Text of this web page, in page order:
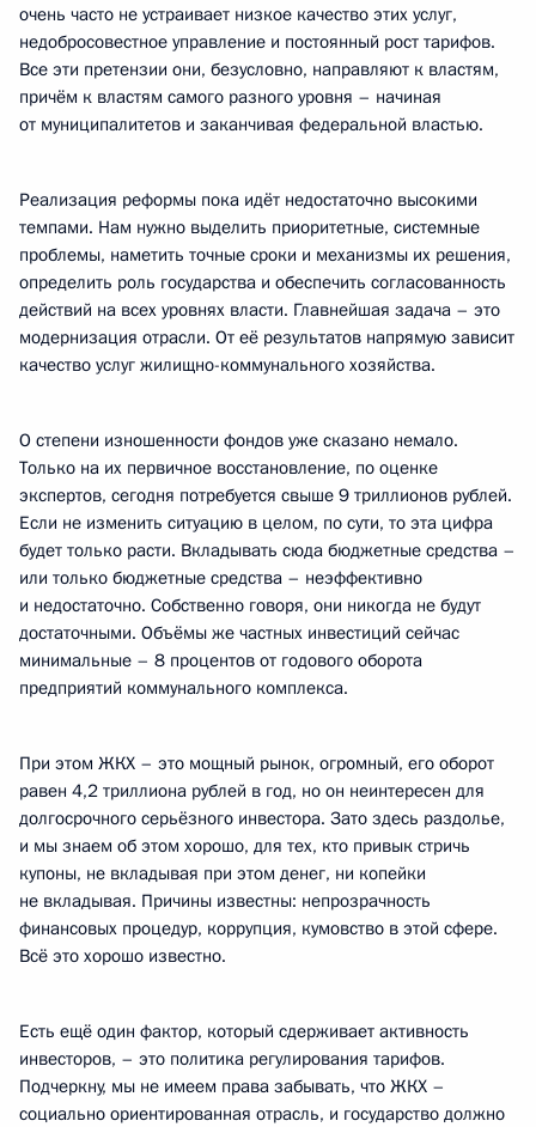
очень часто не устраивает низкое качество этих услуг,
недобросовестное управление и постоянный рост тарифов.
Все эти претензии они, безусловно, направляют к властям,
причём к властям самого разного уровня – начиная
от муниципалитетов и заканчивая федеральной властью.
Реализация реформы пока идёт недостаточно высокими
темпами. Нам нужно выделить приоритетные, системные
проблемы, наметить точные сроки и механизмы их решения,
определить роль государства и обеспечить согласованность
действий на всех уровнях власти. Главнейшая задача – это
модернизация отрасли. От её результатов напрямую зависит
качество услуг жилищно-коммунального хозяйства.
О степени изношенности фондов уже сказано немало.
Только на их первичное восстановление, по оценке
экспертов, сегодня потребуется свыше 9 триллионов рублей.
Если не изменить ситуацию в целом, по сути, то эта цифра
будет только расти. Вкладывать сюда бюджетные средства –
или только бюджетные средства – неэффективно
и недостаточно. Собственно говоря, они никогда не будут
достаточными. Объёмы же частных инвестиций сейчас
минимальные – 8 процентов от годового оборота
предприятий коммунального комплекса.
При этом ЖКХ – это мощный рынок, огромный, его оборот
равен 4,2 триллиона рублей в год, но он неинтересен для
долгосрочного серьёзного инвестора. Зато здесь раздолье,
и мы знаем об этом хорошо, для тех, кто привык стричь
купоны, не вкладывая при этом денег, ни копейки
не вкладывая. Причины известны: непрозрачность
финансовых процедур, коррупция, кумовство в этой сфере.
Всё это хорошо известно.
Есть ещё один фактор, который сдерживает активность
инвесторов, – это политика регулирования тарифов.
Подчеркну, мы не имеем права забывать, что ЖКХ –
социально ориентированная отрасль, и государство должно